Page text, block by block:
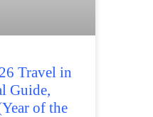
Travel in
Guide,
of the